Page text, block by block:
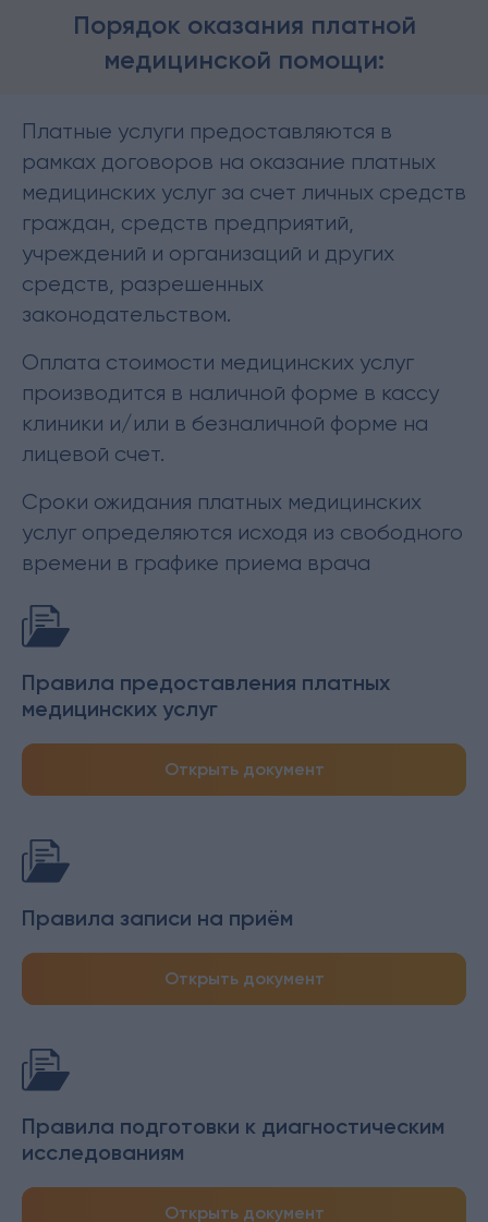
Порядок оказания платной
медицинской помощи:
Платные услуги предоставляются в
рамках договоров на оказание платных
медицинских услуг за счет личных средств
граждан, средств предприятий,
учреждений и организаций и других
средств, разрешенных
законодательством.
Оплата стоимости медицинских услуг
производится в наличной форме в кассу
клиники и/или в безналичной форме на
лицевой счет.
Сроки ожидания платных медицинских
услуг определяются исходя из свободного
времени в графике приема врача
Правила предоставления платных
медицинских услуг
Открыть документ
Правила записи на приём
Открыть документ
Правила подготовки к диагностическим
исследованиям
Открыть документ